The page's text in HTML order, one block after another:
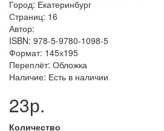
Город: Екатеринбург
Страниц: 16
Автор:
ISBN: 978-5-9780-1098-5
Формат: 145х195
Переплёт: Обложка
Наличие: Есть в наличии
23р.
Количество